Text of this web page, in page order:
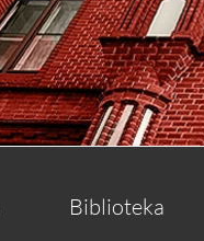
Biblioteka